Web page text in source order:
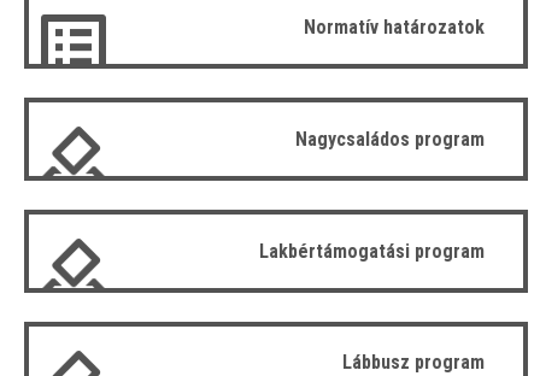
Normatív határozatok
Nagycsaládos program
Lakbértámogatási program
Lábbusz program